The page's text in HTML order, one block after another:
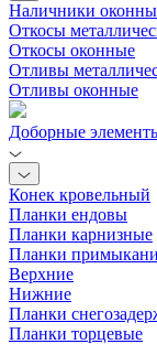
Наличники
Откосы
Откосы оконные
Отливы
Отливы оконные
Доборные
Конек кровельный
Планки ендовы
Планки карнизные
Планки
Верхние
Нижние
Планки
Планки торцевые